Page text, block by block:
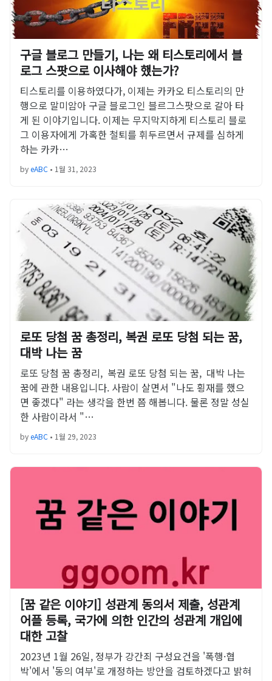
구글 블로그 만들기, 나는 왜 티스토리에서 블
로그 스팟으로 이사해야 했는가?
티스토리를 이용하였다가, 이제는 카카오 티스토리의 만
행으로 말미암아 구글 블로그인 블르그스팟으로 갈아 타
게 된 이야기입니다. 이제는 무지막지하게 티스토리 블로
그 이용자에게 가혹한 철퇴를 휘두르면서 규제를 심하게
하는 카카…
byeABC • 1월 31, 2023
로또 당첨 꿈 총정리, 복권 로또 당첨 되는 꿈,
대박 나는 꿈
로또 당첨 꿈 총정리, 복권 로또 당첨 되는 꿈, 대박 나는
꿈에 관한 내용입니다. 사람이 살면서 "나도 횡재를 했으
면 좋겠다" 라는 생각을 한번 쯤 해봅니다. 물론 정말 성실
한 사람이라서 "…
byeABC • 1월 29, 2023
[꿈 같은 이야기] 성관계 동의서 제출, 성관계
어플 등록, 국가에 의한 인간의 성관계 개입에
대한 고찰
2023년 1월 26일, 정부가 강간죄 구성요건을 '폭행·협
박'에서 '동의 여부'로 개정하는 방안을 검토하겠다고 밝혀